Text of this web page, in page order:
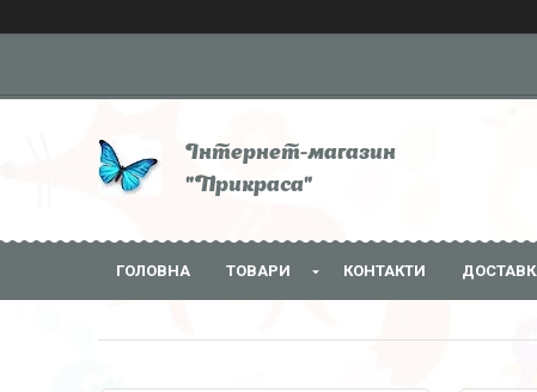
Інтернет-магазин
"Прикраса"
ГОЛОВНА ТОВАРИ КОНТАКТИ